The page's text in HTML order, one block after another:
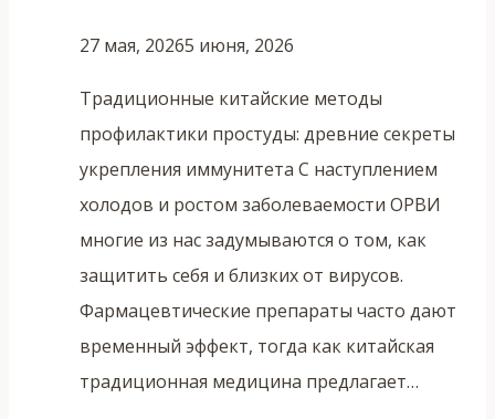
27 мая, 20265 июня, 2026
Традиционные китайские методы
профилактики простуды: древние секреты
укрепления иммунитета С наступлением
холодов и ростом заболеваемости ОРВИ
многие из нас задумываются о том, как
защитить себя и близких от вирусов.
Фармацевтические препараты часто дают
временный эффект, тогда как китайская
традиционная медицина предлагает…